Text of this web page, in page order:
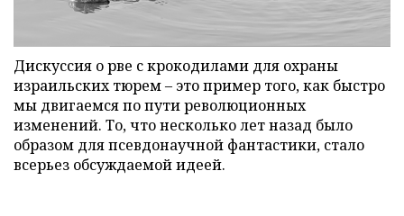
Дискуссия о рве с крокодилами для охраны
израильских тюрем – это пример того, как быстро
мы двигаемся по пути революционных
изменений. То, что несколько лет назад было
образом для псевдонаучной фантастики, стало
всерьез обсуждаемой идеей.